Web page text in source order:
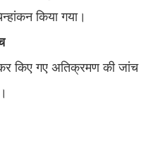
किया गया।
किए गए अतिक्रमण की जांच